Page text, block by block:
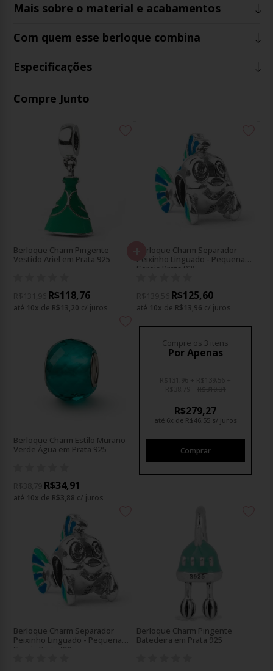
Mais sobre o material e acabamentos
Com quem esse berloque combina
Especificações
Compre Junto
Berloque Charm Pingente
Vestido Ariel em Prata 925
R$118,76
até 10x de R$13,20 c/ juros
Berloque Charm Separador
Peixinho Linguado - Pequena
Sereia Prata 925
R$125,60
até 10x de R$13,96 c/ juros
Berloque Charm Estilo Murano
Verde Água em Prata 925
R$34,91
até 10x de R$3,88 c/ juros
Compre os 3 itens
Por Apenas
R$279,27
até 6x de R$46,55s/ juros
Berloque Charm Separador
Peixinho Linguado - Pequena
Sereia Prata 925
Berloque Charm Pingente
Batedeira em Prata 925